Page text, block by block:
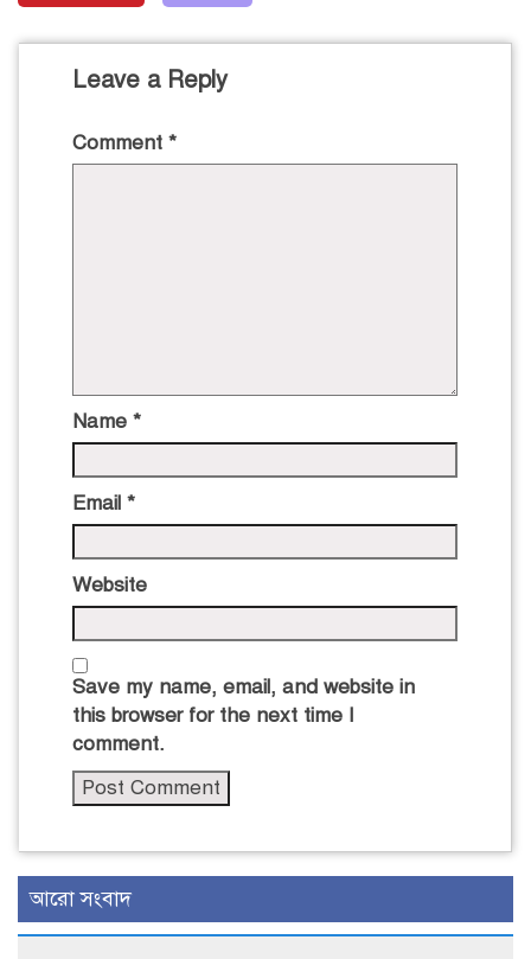
Leave a Reply
Comment *
Name *
Email *
Website
Save my name, email, and website in
this browser for the next time I
comment.
আরো সংবাদ